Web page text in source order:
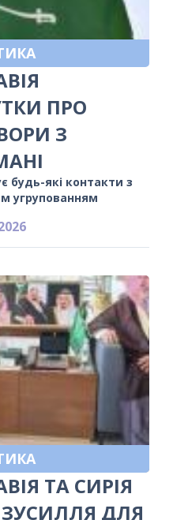
ПРО
З
будь-які контакти з
угрупованням
ТА СИРІЯ
ДЛЯ